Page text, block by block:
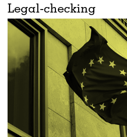
Legal-checking